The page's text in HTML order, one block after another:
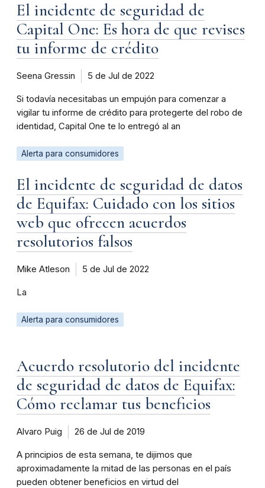
El incidente de seguridad de
Capital One: Es hora de que revises
tu informe de crédito
Seena Gressin 5 de Jul de 2022
Si todavía necesitabas un empujón para comenzar a
vigilar tu informe de crédito para protegerte del robo de
identidad, Capital One te lo entregó al an
Alerta para consumidores
El incidente de seguridad de datos
de Equifax: Cuidado con los sitios
web que ofrecen acuerdos
resolutorios falsos
Mike Atleson 5 de Jul de 2022
La
Alerta para consumidores
Acuerdo resolutorio del incidente
de seguridad de datos de Equifax:
Cómo reclamar tus beneficios
Alvaro Puig 26 de Jul de 2019
A principios de esta semana, te dijimos que
aproximadamente la mitad de las personas en el país
pueden obtener beneficios en virtud del